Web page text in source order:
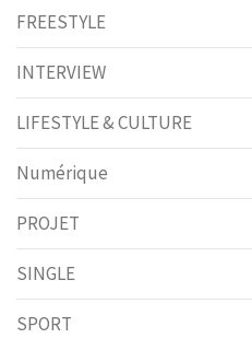
FREESTYLE
INTERVIEW
LIFESTYLE & CULTURE
Numérique
PROJET
SINGLE
SPORT